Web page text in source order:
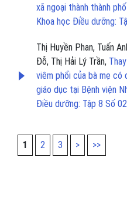
xã ngoại thành thành
Khoa học Điều dưỡng:
Thị Huyền Phan, Tuấn
Đỗ, Thị Hải Lý Trần,
viêm phổi của bà mẹ
giáo dục tại Bệnh viện
Điều dưỡng: Tập 8 Số
1 2 3 > >>